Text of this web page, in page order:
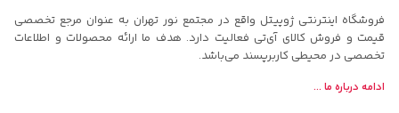
فروشگاه اینترنتی ژوپیتل واقع در مجتمع نور تهران به عنوان مرجع تخصصی
قیمت و فروش کالای آی‌تی فعالیت دارد. هدف ما ارائه محصولات و اطلاعات
تخصصی در محیطی کاربرپسند می‌باشد.
ادامه درباره ما ...